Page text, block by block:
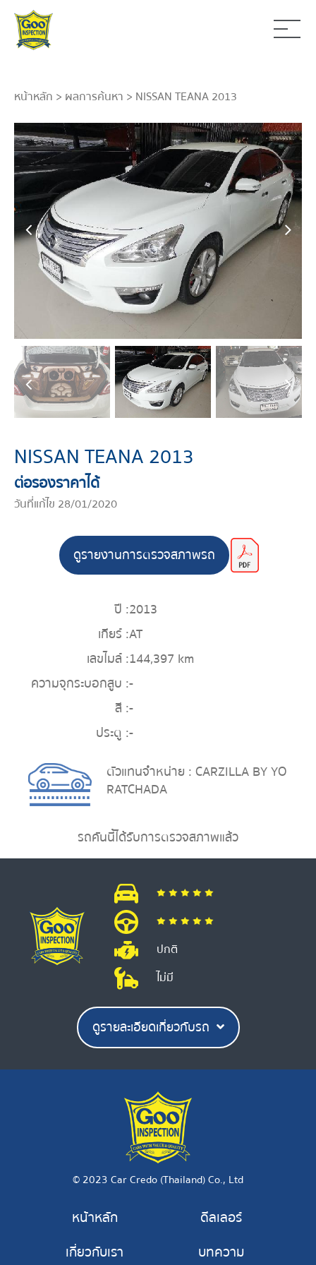
หน้าหลัก > ผลการค้นหา > NISSAN TEANA 2013
NISSAN TEANA 2013
ต่อรองราคาได้
วันที่แก้ไข 28/01/2020
ดูรายงานการตรวจสภาพรถ
ปี :2013
เกียร์ :AT
เลขไมล์ :144,397 km
ความจุกระบอกสูบ :-
สี :-
ประตู :-
ตัวแทนจำหน่าย : CARZILLA BY YO
RATCHADA
รถคันนี้ได้รับการตรวจสภาพแล้ว
ปกติ
ไม่มี
ดูรายละเอียดเกี่ยวกับรถ
© 2023 Car Credo (Thailand) Co., Ltd
หน้าหลัก
เกี่ยวกับเรา
ดีลเลอร์
บทความ